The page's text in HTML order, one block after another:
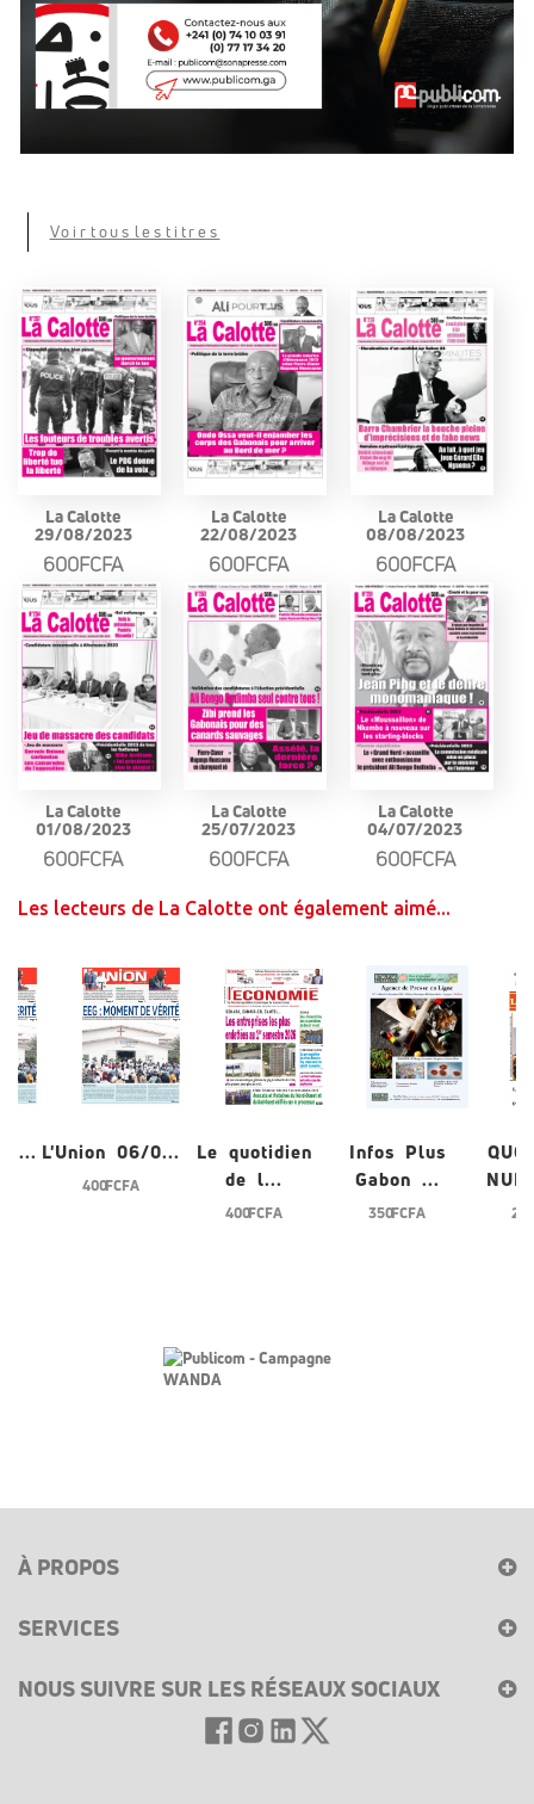
Voir tous les titres
La Calotte
29/08/2023
600FCFA
La Calotte
22/08/2023
600FCFA
La Calotte
08/08/2023
600FCFA
La Calotte
01/08/2023
600FCFA
La Calotte
25/07/2023
600FCFA
La Calotte
04/07/2023
600FCFA
Les lecteurs de La Calotte ont également aimé...
0... L'Union 06/0...
400 FCFA
Le quotidien
de l...
400 FCFA
Infos Plus
Gabon ...
350 FCFA
À PROPOS
SERVICES
NOUS SUIVRE SUR LES RÉSEAUX SOCIAUX